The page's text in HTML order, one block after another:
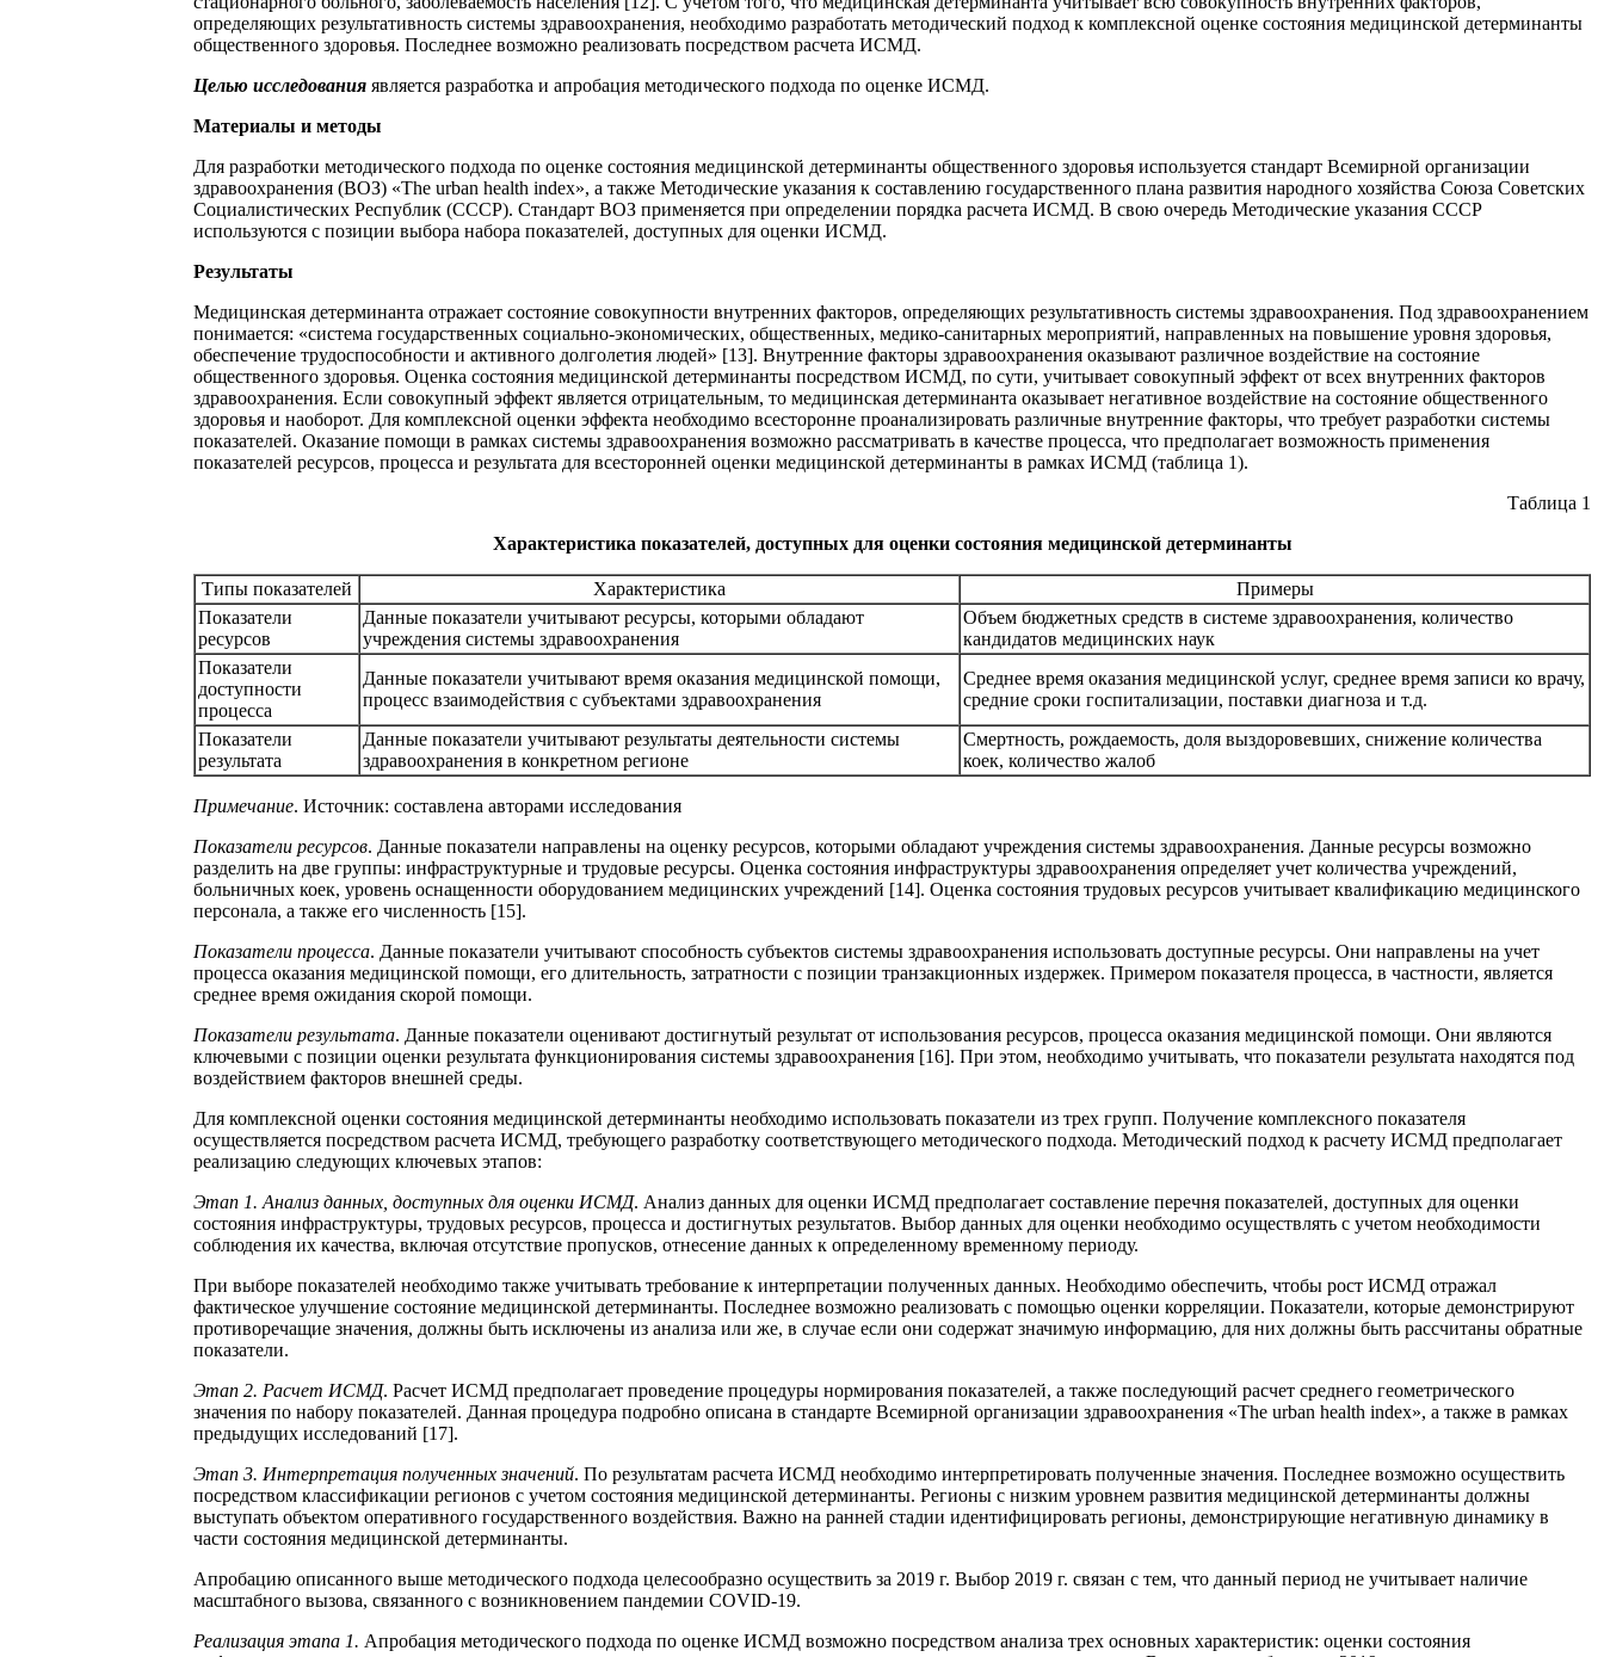
определяющих результативность системы здравоохранения, необходимо разработать методический подход к комплексной оценке состояния медицинской детерминанты
общественного здоровья. Последнее возможно реализовать посредством расчета ИСМД.
Целью исследования является разработка и апробация методического подхода по оценке ИСМД.
Материалы и методы
Для разработки методического подхода по оценке состояния медицинской детерминанты общественного здоровья используется стандарт Всемирной организации
здравоохранения (ВОЗ) «The urban health index», а также Методические указания к составлению государственного плана развития народного хозяйства Союза Советских
Социалистических Республик (СССР). Стандарт ВОЗ применяется при определении порядка расчета ИСМД. В свою очередь Методические указания СССР
используются с позиции выбора набора показателей, доступных для оценки ИСМД.
Результаты
Медицинская детерминанта отражает состояние совокупности внутренних факторов, определяющих результативность системы здравоохранения. Под здравоохранением
понимается: «система государственных социально-экономических, общественных, медико-санитарных мероприятий, направленных на повышение уровня здоровья,
обеспечение трудоспособности и активного долголетия людей» [13]. Внутренние факторы здравоохранения оказывают различное воздействие на состояние
общественного здоровья. Оценка состояния медицинской детерминанты посредством ИСМД, по сути, учитывает совокупный эффект от всех внутренних факторов
здравоохранения. Если совокупный эффект является отрицательным, то медицинская детерминанта оказывает негативное воздействие на состояние общественного
здоровья и наоборот. Для комплексной оценки эффекта необходимо всесторонне проанализировать различные внутренние факторы, что требует разработки системы
показателей. Оказание помощи в рамках системы здравоохранения возможно рассматривать в качестве процесса, что предполагает возможность применения
показателей ресурсов, процесса и результата для всесторонней оценки медицинской детерминанты в рамках ИСМД (таблица 1).
Таблица 1
Характеристика показателей, доступных для оценки состояния медицинской детерминанты
Типы показателей Характеристика
Примеры
Показатели
ресурсов
Данные показатели учитывают ресурсы, которыми обладают
учреждения системы здравоохранения
Объем бюджетных средств в системе здравоохранения, количество
кандидатов медицинских наук
Показатели
доступности
процесса
Данные показатели учитывают время оказания медицинской помощи,
процесс взаимодействия с субъектами здравоохранения
Среднее время оказания медицинской услуг, среднее время записи ко врачу,
средние сроки госпитализации, поставки диагноза и т.д.
Показатели
результата
Данные показатели учитывают результаты деятельности системы
здравоохранения в конкретном регионе
Смертность, рождаемость, доля выздоровевших, снижение количества
коек, количество жалоб
Примечание. Источник: составлена авторами исследования
Показатели ресурсов. Данные показатели направлены на оценку ресурсов, которыми обладают учреждения системы здравоохранения. Данные ресурсы возможно
разделить на две группы: инфраструктурные и трудовые ресурсы. Оценка состояния инфраструктуры здравоохранения определяет учет количества учреждений,
больничных коек, уровень оснащенности оборудованием медицинских учреждений [14]. Оценка состояния трудовых ресурсов учитывает квалификацию медицинского
персонала, а также его численность [15].
Показатели процесса. Данные показатели учитывают способность субъектов системы здравоохранения использовать доступные ресурсы. Они направлены на учет
процесса оказания медицинской помощи, его длительность, затратности с позиции транзакционных издержек. Примером показателя процесса, в частности, является
среднее время ожидания скорой помощи.
Показатели результата. Данные показатели оценивают достигнутый результат от использования ресурсов, процесса оказания медицинской помощи. Они являются
ключевыми с позиции оценки результата функционирования системы здравоохранения [16]. При этом, необходимо учитывать, что показатели результата находятся под
воздействием факторов внешней среды.
Для комплексной оценки состояния медицинской детерминанты необходимо использовать показатели из трех групп. Получение комплексного показателя
осуществляется посредством расчета ИСМД, требующего разработку соответствующего методического подхода. Методический подход к расчету ИСМД предполагает
реализацию следующих ключевых этапов:
Этап 1. Анализ данных, доступных для оценки ИСМД. Анализ данных для оценки ИСМД предполагает составление перечня показателей, доступных для оценки
состояния инфраструктуры, трудовых ресурсов, процесса и достигнутых результатов. Выбор данных для оценки необходимо осуществлять с учетом необходимости
соблюдения их качества, включая отсутствие пропусков, отнесение данных к определенному временному периоду.
При выборе показателей необходимо также учитывать требование к интерпретации полученных данных. Необходимо обеспечить, чтобы рост ИСМД отражал
фактическое улучшение состояние медицинской детерминанты. Последнее возможно реализовать с помощью оценки корреляции. Показатели, которые демонстрируют
противоречащие значения, должны быть исключены из анализа или же, в случае если они содержат значимую информацию, для них должны быть рассчитаны обратные
показатели.
Этап 2. Расчет ИСМД. Расчет ИСМД предполагает проведение процедуры нормирования показателей, а также последующий расчет среднего геометрического
значения по набору показателей. Данная процедура подробно описана в стандарте Всемирной организации здравоохранения «The urban health index», а также в рамках
предыдущих исследований [17].
Этап 3. Интерпретация полученных значений. По результатам расчета ИСМД необходимо интерпретировать полученные значения. Последнее возможно осуществить
посредством классификации регионов с учетом состояния медицинской детерминанты. Регионы с низким уровнем развития медицинской детерминанты должны
выступать объектом оперативного государственного воздействия. Важно на ранней стадии идентифицировать регионы, демонстрирующие негативную динамику в
части состояния медицинской детерминанты.
Апробацию описанного выше методического подхода целесообразно осуществить за 2019 г. Выбор 2019 г. связан с тем, что данный период не учитывает наличие
масштабного вызова, связанного с возникновением пандемии COVID-19.
Реализация этапа 1. Апробация методического подхода по оценке ИСМД возможно посредством анализа трех основных характеристик: оценки состояния